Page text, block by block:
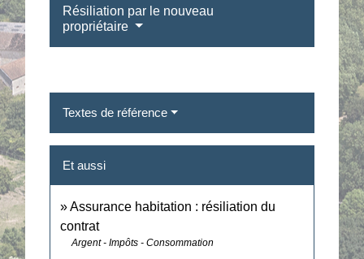
Résiliation par le nouveau
propriétaire
Textes de référence
Et aussi
Assurance habitation : résiliation du
contrat
Argent - Impôts - Consommation